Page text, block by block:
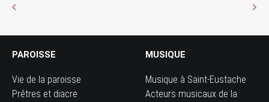
PAROISSE
Vie de la paroisse
Prêtres et diacre
MUSIQUE
Musique à Saint-Eustache
Acteurs musicaux de la